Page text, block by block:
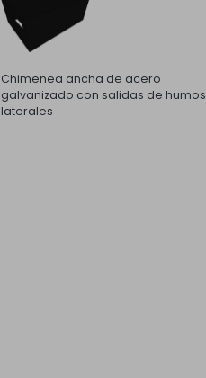
Chimenea ancha de acero
galvanizado con salidas de humos
laterales